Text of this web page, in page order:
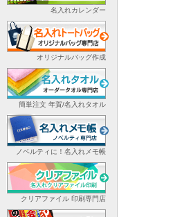
名入れカレンダー
オリジナルバッグ作成
簡単注文 年賀/名入れタオル
ノベルティに！名入れメモ帳
クリアファイル 印刷専門店